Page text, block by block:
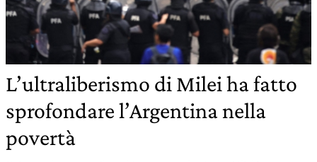
L’ultraliberismo di Milei ha fatto
sprofondare l’Argentina nella
povertà